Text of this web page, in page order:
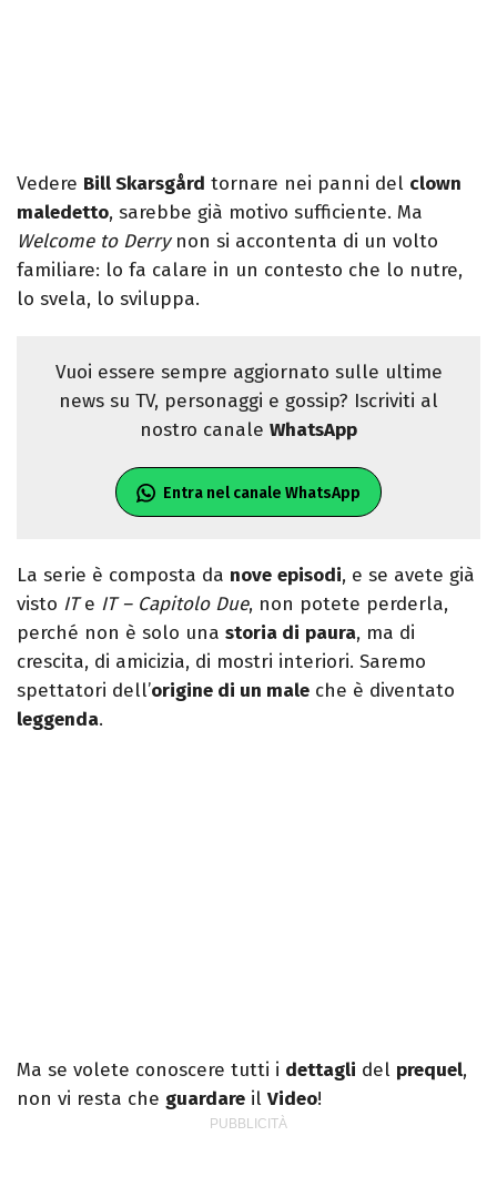
Vedere Bill Skarsgård tornare nei panni del clown
maledetto, sarebbe già motivo sufficiente. Ma
Welcome to Derrynon si accontenta di un volto
familiare: lo fa calare in un contesto che lo nutre,
lo svela, lo sviluppa.
Vuoi essere sempre aggiornato sulle ultime
news su TV, personaggi e gossip? Iscriviti al
nostro canale WhatsApp
Entra nel canale WhatsApp
La serie è composta da nove episodi, e se avete già
visto ITe IT – Capitolo Due, non potete perderla,
perché non è solo una storia di paura, ma di
crescita, di amicizia, di mostri interiori. Saremo
spettatori dell’origine di un male che è diventato
leggenda.
Ma se volete conoscere tutti i dettagli del prequel,
non vi resta che guardare il Video!